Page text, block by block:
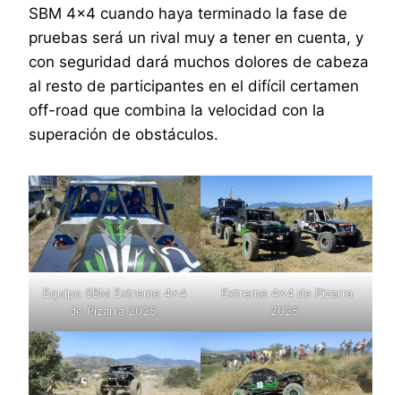
SBM 4×4 cuando haya terminado la fase de
pruebas será un rival muy a tener en cuenta, y
con seguridad dará muchos dolores de cabeza
al resto de participantes en el difícil certamen
off-road que combina la velocidad con la
superación de obstáculos.
Equipo SBM Extreme 4×4
de Pizarra 2025.
Extreme 4×4 de Pizarra
2025.